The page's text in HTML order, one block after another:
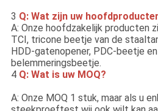
3 Q: Wat zijn uw
A: Onze hoofdzakelijk producten
TCI, tricone beetje van de
HDD-gatenopener, PDC-beetje
belemmeringsbeetje.
4 Q: Wat is uw MOQ?
A: Onze MOQ 1 stuk, maar als u